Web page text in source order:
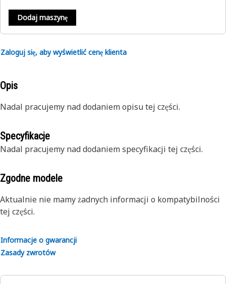
Dodaj maszynę
Zaloguj się, aby wyświetlić cenę klienta
Opis
Nadal pracujemy nad dodaniem opisu tej części.
Specyfikacje
Nadal pracujemy nad dodaniem specyfikacji tej części.
Zgodne modele
Aktualnie nie mamy żadnych informacji o kompatybilności
tej części.
Informacje o gwarancji
Zasady zwrotów